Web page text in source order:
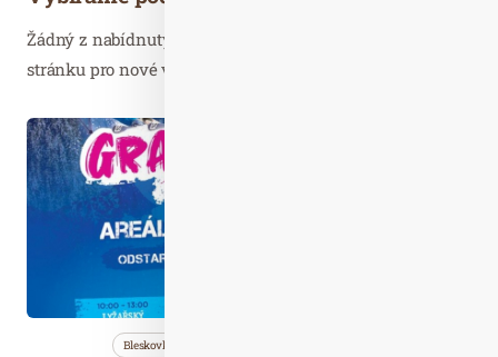
Žádný z nabídnutých článků vás nezajímá? Aktualizujte
stránku pro nové výsledky...
Bleskovky